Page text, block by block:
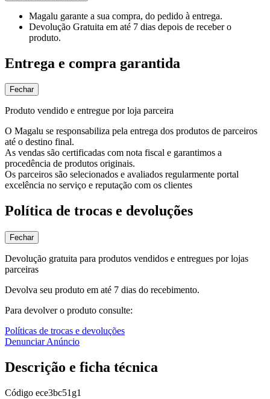
Magalu garante a sua compra, do pedido à entrega.
Devolução Gratuita em até 7 dias depois de receber o
produto.
Entrega e compra garantida
Fechar
Produto vendido e entregue por loja parceira
O Magalu se responsabiliza pela entrega dos produtos de parceiros
até o destino final.
As vendas são certificadas com nota fiscal e garantimos a
procedência de produtos originais.
Os parceiros são selecionados e avaliados regularmente portal
excelência no serviço e reputação com os clientes
Política de trocas e devoluções
Fechar
Devolução gratuita para produtos vendidos e entregues por lojas
parceiras
Devolva seu produto em até 7 dias do recebimento.
Para devolver o produto consulte:
Políticas de trocas e devoluções
Denunciar Anúncio
Descrição e ficha técnica
Código ece3bc51g1